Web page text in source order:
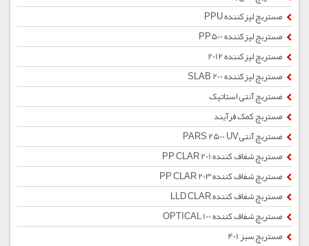
مستربچ لیزکننده PPU
مستربچ لیزکننده PP500
مستربچ لیزکننده 2012
مستربچ لیزکننده SLAB 200
مستربچ آنتی استاتیک
مستربچ کمک فرآیند
مستربچ آنتیPARS 2500 UV
مستربچ شفاف کننده PP CLAR 201
مستربچ شفاف کننده PP CLAR 203
مستربچ شفاف کننده LLD CLAR
مستربچ شفاف کننده OPTICAL 100
مستربچ سبز 401